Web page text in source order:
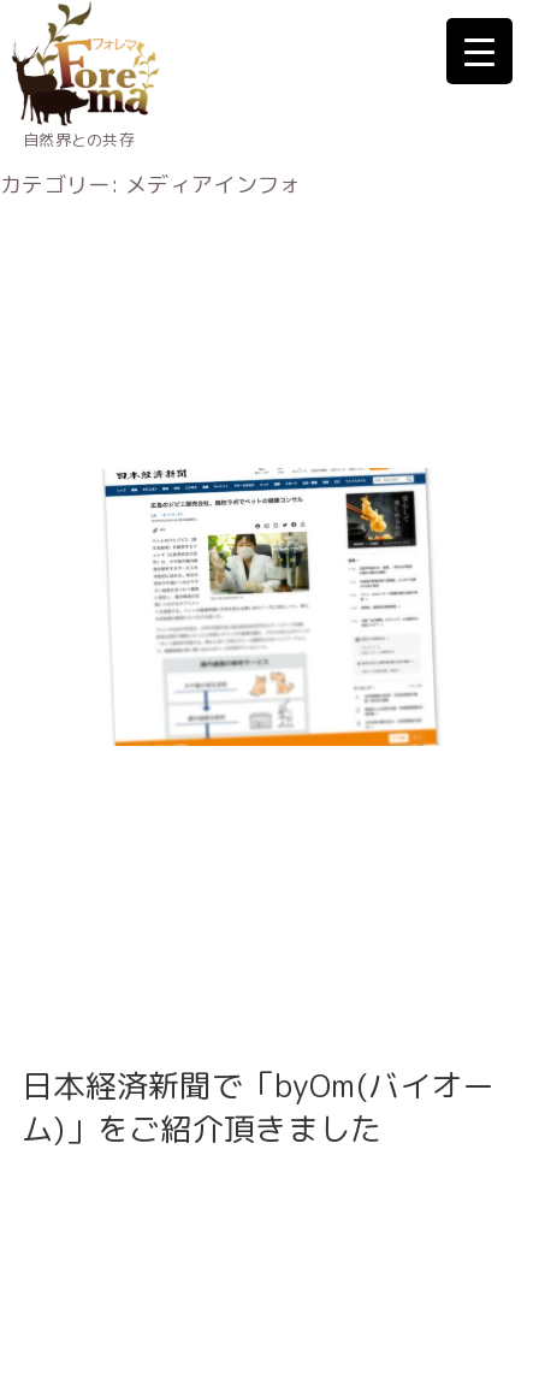
自然界との共存
カテゴリー: メディアインフォ
日本経済新聞で「byOm(バイオー
ム)」をご紹介頂きました